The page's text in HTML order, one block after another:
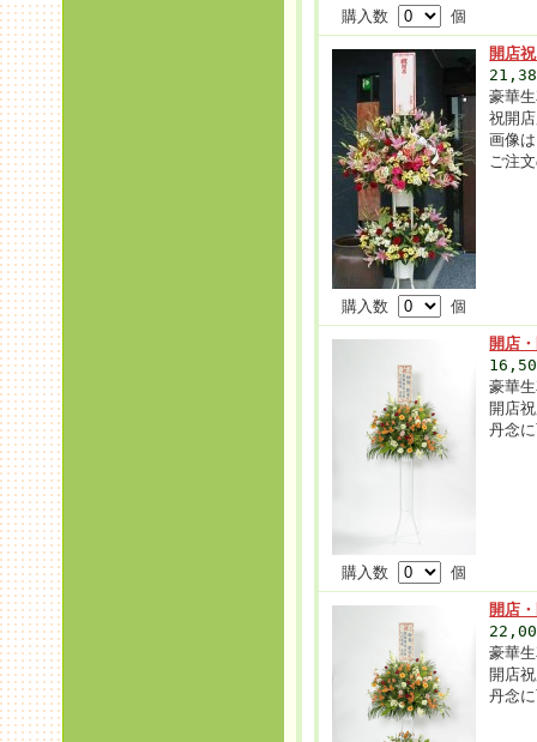
購入数 個
購入数 個
開店
豪華
祝開
画像
ご注
購入数 個
開店
豪華
開店
丹念
開店
豪華
開店
丹念